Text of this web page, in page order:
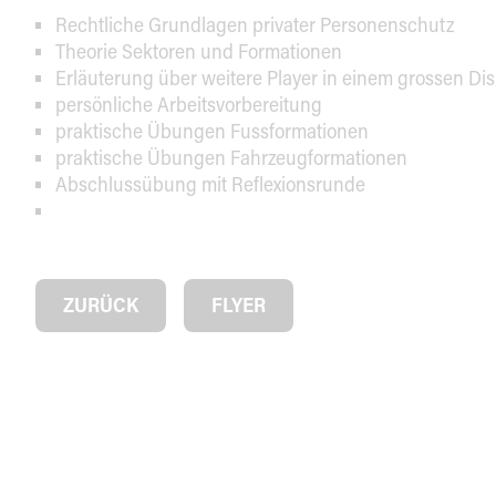
Rechtliche Grundlagen privater Personenschutz
Theorie Sektoren und Formationen
Erläuterung über weitere Player in einem grossen
persönliche Arbeitsvorbereitung
praktische Übungen Fussformationen
praktische Übungen Fahrzeugformationen
Abschlussübung mit Reflexionsrunde
ZURÜCK FLYER